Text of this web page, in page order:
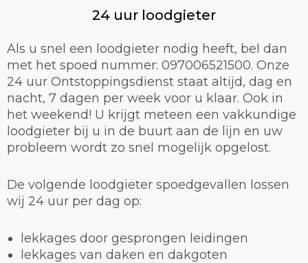
24 uur loodgieter
Als u snel een loodgieter nodig heeft, bel dan
met het spoed nummer: 097006521500. Onze
24 uur Ontstoppingsdienst staat altijd, dag en
nacht, 7 dagen per week voor u klaar. Ook in
het weekend! U krijgt meteen een vakkundige
loodgieter bij u in de buurt aan de lijn en uw
probleem wordt zo snel mogelijk opgelost.
De volgende loodgieter spoedgevallen lossen
wij 24 uur per dag op:
lekkages door gesprongen leidingen
lekkages van daken en dakgoten